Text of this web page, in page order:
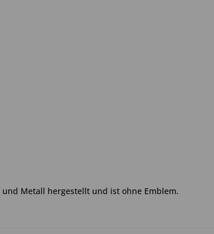
Metall hergestellt und ist ohne Emblem.